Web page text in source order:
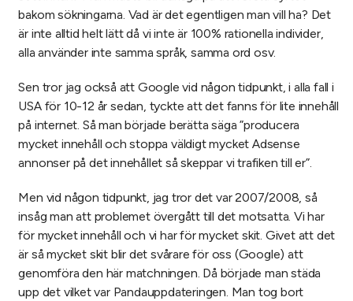
bakom sökningarna. Vad är det egentligen man vill ha? Det
är inte alltid helt lätt då vi inte är 100% rationella individer,
alla använder inte samma språk, samma ord osv.
Sen tror jag också att Google vid någon tidpunkt, i alla fall i
USA för 10-12 år sedan, tyckte att det fanns för lite innehåll
på internet. Så man började berätta säga ”producera
mycket innehåll och stoppa väldigt mycket Adsense
annonser på det innehållet så skeppar vi trafiken till er”.
Men vid någon tidpunkt, jag tror det var 2007/2008, så
insåg man att problemet övergått till det motsatta. Vi har
för mycket innehåll och vi har för mycket skit. Givet att det
är så mycket skit blir det svårare för oss (Google) att
genomföra den här matchningen. Då började man städa
upp det vilket var Pandauppdateringen. Man tog bort